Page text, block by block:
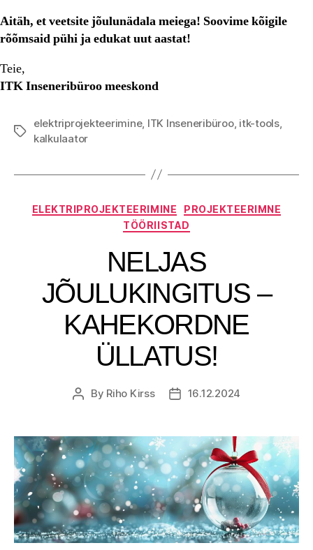
Aitäh, et veetsite jõulunädala meiega! Soovime kõigile
rõõmsaid pühi ja edukat uut aastat!
Teie,
ITK Inseneribüroo meeskond
Tags
elektriprojekteerimine, ITK Inseneribüroo, itk-tools,
kalkulaator
Categories
ELEKTRIPROJEKTEERIMINE
PROJEKTEERIMNE
TÖÖRIISTAD
NELJAS
JÕULUKINGITUS –
KAHEKORDNE
ÜLLATUS!
Post
By Riho Kirss
Post16.12.2024